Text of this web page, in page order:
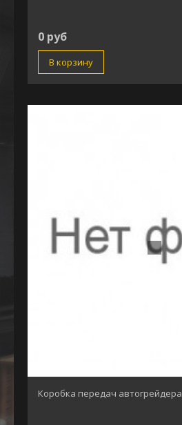
0 руб
В корзину
Коробка передач автогрейдера